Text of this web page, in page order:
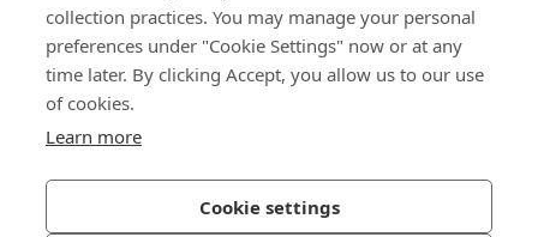
collection practices. You may manage your personal
preferences under "Cookie Settings" now or at any
time later. By clicking Accept, you allow us to our use
of cookies.
Learn more
Cookie settings
Bossard Österreich
Concorde Business Park 2/F/15
2320 Schwechat